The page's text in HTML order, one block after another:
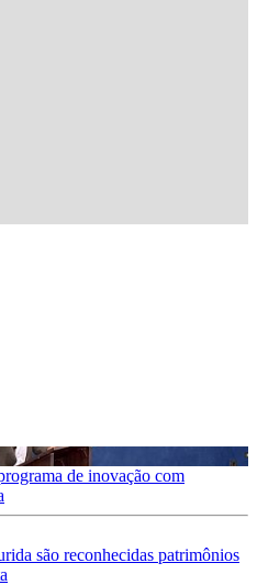
de inovação com
são reconhecidas patrimônios